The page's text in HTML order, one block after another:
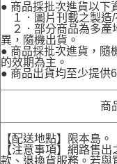
● 商品採批次進貨以下
１．圖片刊載之製造/
２．部分商品為多產
異，隨機出貨。
● 商品採批次進貨，隨
的效期為主。
● 商品出貨均至少提供
商
【配送地點】限本島。
【注意事項】網路售
款、退換貨服務。若與